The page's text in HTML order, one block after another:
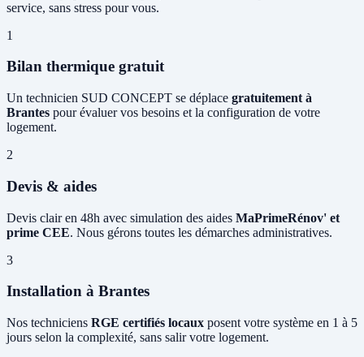
service, sans stress pour vous.
1
Bilan thermique gratuit
Un technicien SUD CONCEPT se déplace gratuitement à
Brantes pour évaluer vos besoins et la configuration de votre
logement.
2
Devis & aides
Devis clair en 48h avec simulation des aides MaPrimeRénov' et
prime CEE. Nous gérons toutes les démarches administratives.
3
Installation à Brantes
Nos techniciens RGE certifiés locaux posent votre système en 1 à 5
jours selon la complexité, sans salir votre logement.